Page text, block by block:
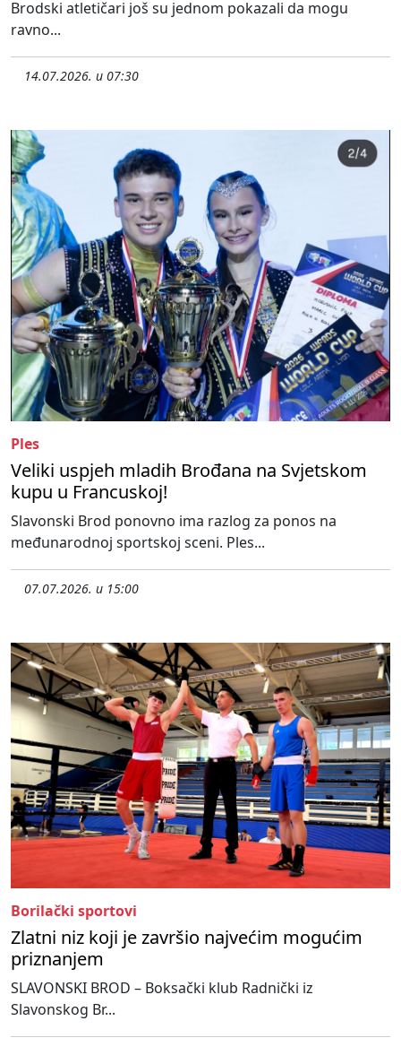
Brodski atletičari još su jednom pokazali da mogu
ravno...
14.07.2026. u 07:30
Ples
Veliki uspjeh mladih Brođana na Svjetskom
kupu u Francuskoj!
Slavonski Brod ponovno ima razlog za ponos na
međunarodnoj sportskoj sceni. Ples...
07.07.2026. u 15:00
Borilački sportovi
Zlatni niz koji je završio najvećim mogućim
priznanjem
SLAVONSKI BROD – Boksački klub Radnički iz
Slavonskog Br...